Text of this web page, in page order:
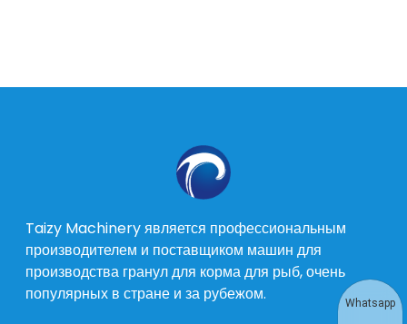
Taizy Machinery является профессиональным
производителем и поставщиком машин для
производства гранул для корма для рыб, очень
популярных в стране и за рубежом.
Whatsapp